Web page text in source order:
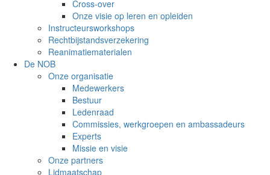
Cross-over
Onze visie op leren en opleiden
Instructeursworkshops
Rechtbijstandsverzekering
Reanimatiematerialen
De NOB
Onze organisatie
Medewerkers
Bestuur
Ledenraad
Commissies, werkgroepen en ambassadeurs
Experts
Missie en visie
Onze partners
Lidmaatschap